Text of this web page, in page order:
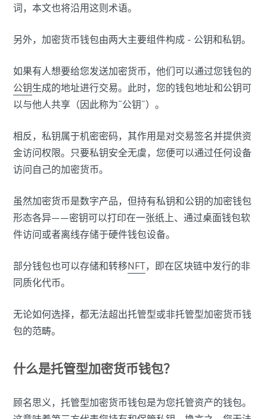
词，本文也将沿用这则术语。
另外，加密货币钱包由两大主要组件构成 - 公钥和私钥。
如果有人想要给您发送加密货币，他们可以通过您钱包的
公钥生成的地址进行交易。此时，您的钱包地址和公钥可
以与他人共享（因此称为“公钥”）。
相反，私钥属于机密密码，其作用是对交易签名并提供资
金访问权限。只要私钥安全无虞，您便可以通过任何设备
访问自己的加密货币。
虽然加密货币是数字产品，但持有私钥和公钥的加密钱包
形态各异——密钥可以打印在一张纸上、通过桌面钱包软
件访问或者离线存储于硬件钱包设备。
部分钱包也可以存储和转移NFT，即在区块链中发行的非
同质化代币。
无论如何选择，都无法超出托管型或非托管型加密货币钱
包的范畴。
什么是托管型加密货币钱包？
顾名思义，托管型加密货币钱包是为您托管资产的钱包。